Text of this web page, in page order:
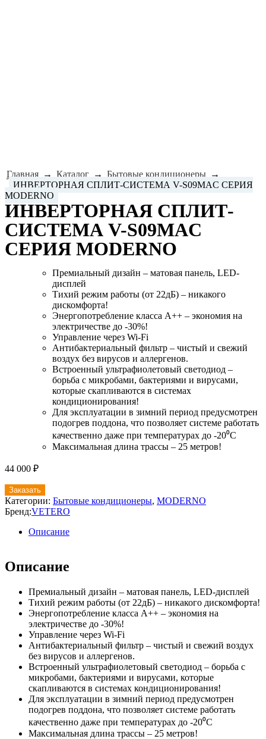
Главная → Каталог → Бытовые кондиционеры →
ИНВЕРТОРНАЯ СПЛИТ-СИСТЕМА V-S09MAC СЕРИЯ
MODERNO
ИНВЕРТОРНАЯ СПЛИТ-
СИСТЕМА V-S09MAC
СЕРИЯ MODERNO
Премиальный дизайн – матовая панель, LED-
дисплей
Тихий режим работы (от 22дБ) – никакого
дискомфорта!
Энергопотребление класса А++ – экономия на
электричестве до -30%!
Управление через Wi-Fi
Антибактериальный фильтр – чистый и свежий
воздух без вирусов и аллергенов.
Встроенный ультрафиолетовый светодиод –
борьба с микробами, бактериями и вирусами,
которые скапливаются в системах
кондиционирования!
Для эксплуатации в зимний период предусмотрен
подогрев поддона, что позволяет системе работать
качественно даже при температурах до -20⁰С
Максимальная длина трассы – 25 метров!
44 000 ₽
Заказать
Категории: Бытовые кондиционеры, MODERNO
Бренд:VETERO
Описание
Описание
Премиальный дизайн – матовая панель, LED-дисплей
Тихий режим работы (от 22дБ) – никакого дискомфорта!
Энергопотребление класса А++ – экономия на
электричестве до -30%!
Управление через Wi-Fi
Антибактериальный фильтр – чистый и свежий воздух
без вирусов и аллергенов.
Встроенный ультрафиолетовый светодиод – борьба с
микробами, бактериями и вирусами, которые
скапливаются в системах кондиционирования!
Для эксплуатации в зимний период предусмотрен
подогрев поддона, что позволяет системе работать
качественно даже при температурах до -20⁰С
Максимальная длина трассы – 25 метров!